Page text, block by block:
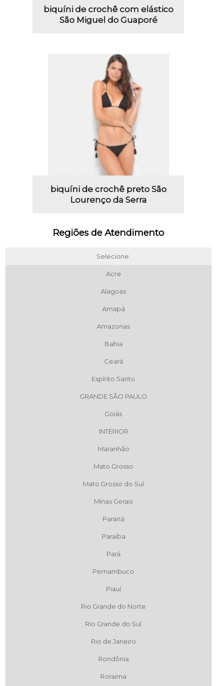
biquíni de crochê com elástico
São Miguel do Guaporé
biquíni de crochê preto São
Lourenço da Serra
Regiões de Atendimento
Selecione:
Acre
Alagoas
Amapá
Amazonas
Bahia
Ceará
Espírito Santo
GRANDE SÃO PAULO
Goiás
INTERIOR
Maranhão
Mato Grosso
Mato Grosso do Sul
Minas Gerais
Paraná
Paraíba
Pará
Pernambuco
Piauí
Rio Grande do Norte
Rio Grande do Sul
Rio de Janeiro
Rondônia
Roraima